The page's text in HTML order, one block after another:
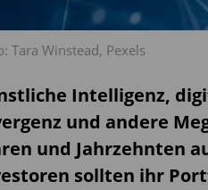
Tara Winstead, Pexels
Intelligenz,
und andere
und Jahrzehnten
sollten ihr